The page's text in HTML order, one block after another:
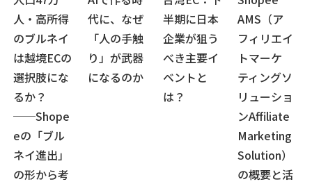
人・高所得
のブルネイ
は越境ECの
選択肢にな
るか？
──Shope
eの「ブル
ネイ進出」
の形から考
代に、なぜ
「人の手触
り」が武器
になるのか
半期に日本
企業が狙う
べき主要イ
ベントと
は？
AMS（ア
フィリエイ
トマーケ
ティングソ
リューショ
ンAffiliate
Marketing
Solution）
の概要と活